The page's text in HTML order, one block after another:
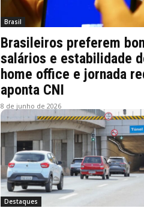
Brasil
Brasileiros preferem
salários e estabilidade
home office e jornada
aponta CNI
8 de junho de 2026
Destaques